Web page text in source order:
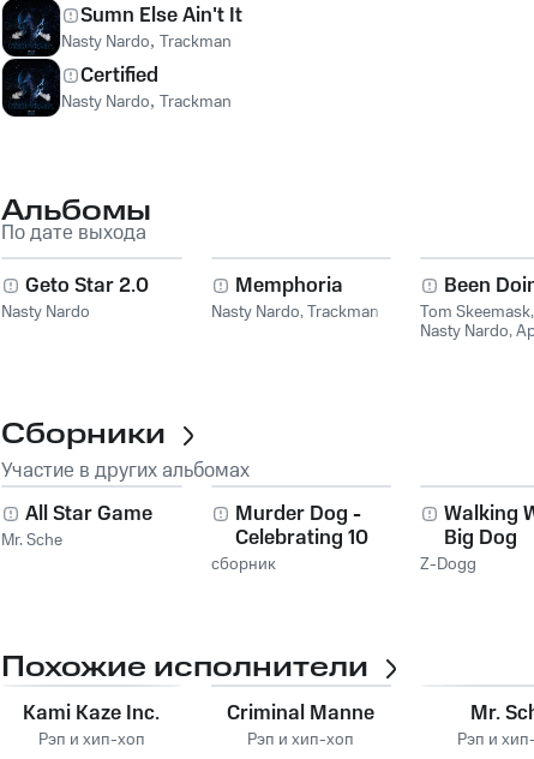
Sumn Else Ain't It
Nasty Nardo, Trackman
Certified
Nasty Nardo, Trackman
Альбомы
По дате выхода
Geto Star 2.0
Nasty Nardo
Memphoria
Nasty Nardo,Trackman
Been
Tom Skeemask,
Nasty Nardo,
Сборники
Участие в других альбомах
All Star Game
Mr. Sche
Murder Dog -
Celebrating 10
Years - Best of the
сборник
Walking
Big Dog
Z-Dogg
Похожие исполнители
Kami Kaze Inc.
Рэп и хип-хоп
Criminal Manne
Рэп и хип-хоп
Mr.
Рэп и